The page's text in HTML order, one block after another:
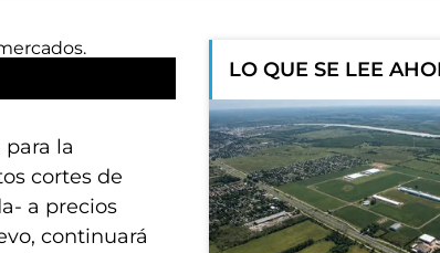
la
cortes de
a precios
continuará
LO QUE SE LEE